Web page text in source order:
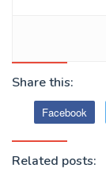
Share this:
Facebook
Related posts: